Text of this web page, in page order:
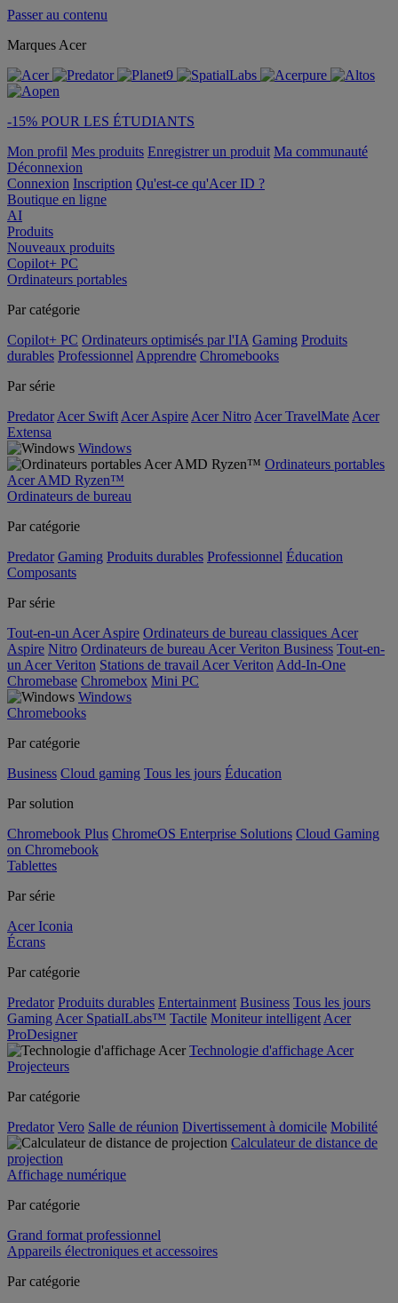
Passer au contenu
Marques Acer
-15% POUR LES ÉTUDIANTS
Mon profil Mes produits Enregistrer un produit Ma communauté
Déconnexion
Connexion Inscription Qu'est-ce qu'Acer ID ?
Boutique en ligne
AI
Produits
Nouveaux produits
Copilot+ PC
Ordinateurs portables
Par catégorie
Copilot+ PC Ordinateurs optimisés par l'IA Gaming Produits
durables Professionnel Apprendre Chromebooks
Par série
Predator Acer Swift Acer Aspire Acer Nitro Acer TravelMate Acer
Extensa
Windows
Ordinateurs portables
Acer AMD Ryzen™
Ordinateurs de bureau
Par catégorie
Predator Gaming Produits durables Professionnel Éducation
Composants
Par série
Tout-en-un Acer Aspire Ordinateurs de bureau classiques Acer
Aspire Nitro Ordinateurs de bureau Acer Veriton Business Tout-en-
un Acer Veriton Stations de travail Acer Veriton Add-In-One
Chromebase Chromebox Mini PC
Windows
Chromebooks
Par catégorie
Business Cloud gaming Tous les jours Éducation
Par solution
Chromebook Plus ChromeOS Enterprise Solutions Cloud Gaming
on Chromebook
Tablettes
Par série
Acer Iconia
Écrans
Par catégorie
Predator Produits durables Entertainment Business Tous les jours
Gaming Acer SpatialLabs™ Tactile Moniteur intelligent Acer
ProDesigner
Technologie d'affichage Acer
Projecteurs
Par catégorie
Predator Vero Salle de réunion Divertissement à domicile Mobilité
Calculateur de distance de
projection
Affichage numérique
Par catégorie
Grand format professionnel
Appareils électroniques et accessoires
Par catégorie